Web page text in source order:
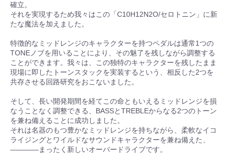
確立。
それを実現するため我々はこの「C10H12N2O/セロトニン」に新
たな魔法を加えました。
特徴的なミッドレンジのキャラクターを持つペダルは通常1つの
TONEノブを用いることにより、その魅了を残しながら調整する
ことができます。我々は、この独特のキャラクターを残したまま
現場に即したトーンスタックを実装するという、相反した2つを
共存させる回路研究をおこないました。
そして、長い開発期間を経てこの命ともいえるミッドレンジを損
なうことなく調整できる、BASSとTREBLEからなる2つのトーン
を兼ね備えることに成功しました。
それは名器のもつ豊かなミッドレンジを持ちながら、柔軟なイコ
ライジングとワイルドなサウンドキャラクターを兼ね備えた、
————まったく新しいオーバードライブです。